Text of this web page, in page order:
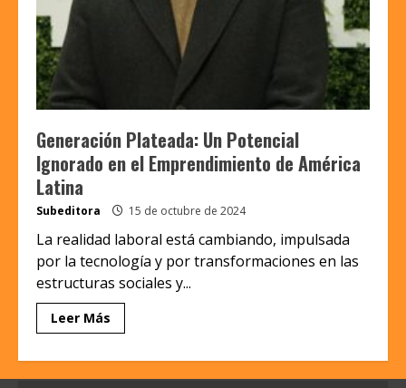
Generación Plateada: Un Potencial
Ignorado en el Emprendimiento de América
Latina
Subeditora 15 de octubre de 2024
La realidad laboral está cambiando, impulsada
por la tecnología y por transformaciones en las
estructuras sociales y...
Leer Más